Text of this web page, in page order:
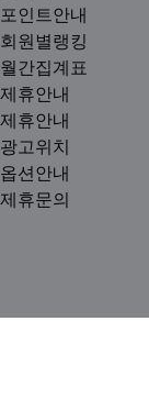
포인트안내
회원별랭킹
월간집계표
제휴안내
제휴안내
광고위치
옵션안내
제휴문의